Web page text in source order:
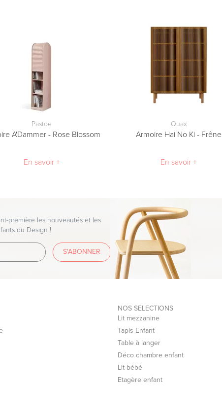
Pastoe
A'Dammer - Rose Blossom
En savoir +
Quax
Armoire Hai No Ki - Frêne
En savoir +
première les nouveautés et les
du Design !
S'ABONNER
NOS SELECTIONS
Lit mezzanine
Tapis Enfant
Table à langer
Déco chambre enfant
Lit bébé
Etagère enfant